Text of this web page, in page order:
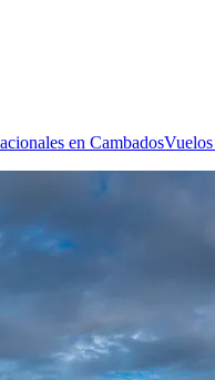
en Cambados